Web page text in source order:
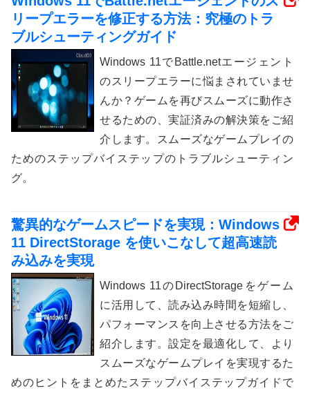
リープエラーを修正する方法：究極のトラ
ブルシューティングガイド
Windows 11でBattle.netエージェント
のスリープエラーに悩まされていませ
んか？ゲームを再びスムーズに動作さ
せるための、実証済みの解決策をご紹
介します。スムーズなゲームプレイの
ためのステップバイステップのトラブルシューティン
グ。
驚異的なゲームスピードを実現：Windows
11 DirectStorage を使いこなして超高速読
み込みを実現
Windows 11のDirectStorageをゲーム
に活用して、読み込み時間を短縮し、
パフォーマンスを向上させる方法をご
紹介します。設定を最適化して、より
スムーズなゲームプレイを実現するた
めのヒントをまとめたステップバイステップガイドで